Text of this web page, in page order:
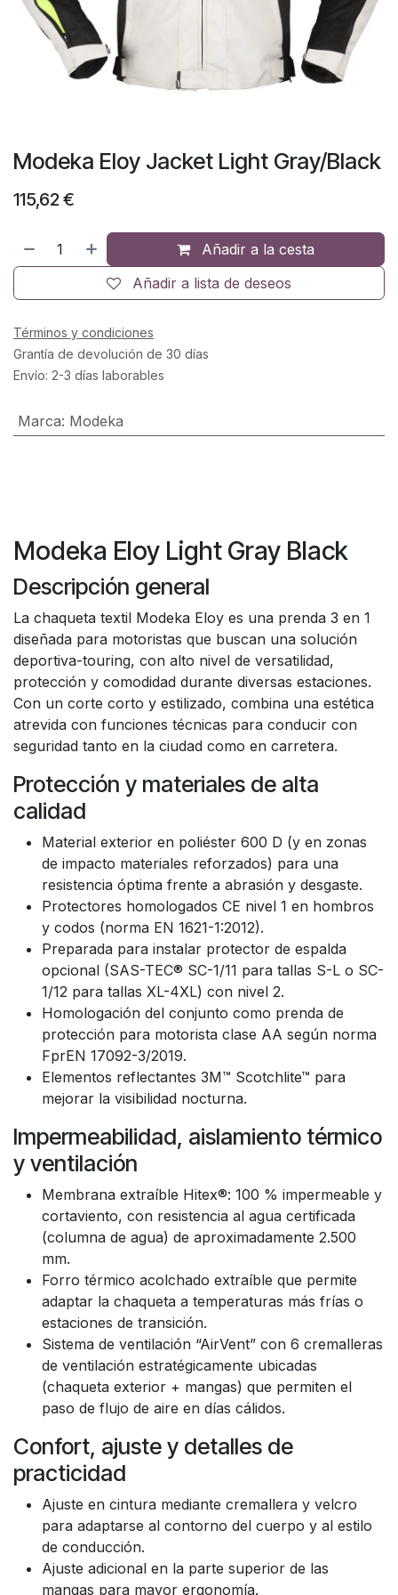
Modeka Eloy Jacket Light Gray/Black
115,62€
Añadir a la cesta
Añadir a lista de deseos
Términos y condiciones
Grantía de devolución de 30 días
Envío: 2-3 días laborables
Marca: Modeka
Modeka Eloy Light Gray Black
Descripción general
La chaqueta textil Modeka Eloy es una prenda 3 en 1
diseñada para motoristas que buscan una solución
deportiva-touring, con alto nivel de versatilidad,
protección y comodidad durante diversas estaciones.
Con un corte corto y estilizado, combina una estética
atrevida con funciones técnicas para conducir con
seguridad tanto en la ciudad como en carretera.
Protección y materiales de alta
calidad
Material exterior en poliéster 600 D (y en zonas
de impacto materiales reforzados) para una
resistencia óptima frente a abrasión y desgaste.
Protectores homologados CE nivel 1 en hombros
y codos (norma EN 1621-1:2012).
Preparada para instalar protector de espalda
opcional (SAS-TEC® SC-1/11 para tallas S-L o SC-
1/12 para tallas XL-4XL) con nivel 2.
Homologación del conjunto como prenda de
protección para motorista clase AA según norma
FprEN 17092-3/2019.
Elementos reflectantes 3M™ Scotchlite™ para
mejorar la visibilidad nocturna.
Impermeabilidad, aislamiento térmico
y ventilación
Membrana extraíble Hitex®: 100 % impermeable y
cortaviento, con resistencia al agua certificada
(columna de agua) de aproximadamente 2.500
mm.
Forro térmico acolchado extraíble que permite
adaptar la chaqueta a temperaturas más frías o
estaciones de transición.
Sistema de ventilación “AirVent” con 6 cremalleras
de ventilación estratégicamente ubicadas
(chaqueta exterior + mangas) que permiten el
paso de flujo de aire en días cálidos.
Confort, ajuste y detalles de
practicidad
Ajuste en cintura mediante cremallera y velcro
para adaptarse al contorno del cuerpo y al estilo
de conducción.
Ajuste adicional en la parte superior de las
mangas para mayor ergonomía.